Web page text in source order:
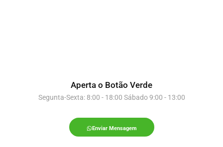
Aperta o Botão Verde
Segunta-Sexta: 8:00 - 18:00 Sábado 9:00 - 13:00
Enviar Mensagem